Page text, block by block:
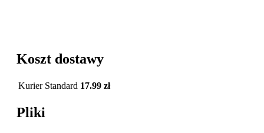
Koszt dostawy
Kurier Standard 17.99 zł
Pliki